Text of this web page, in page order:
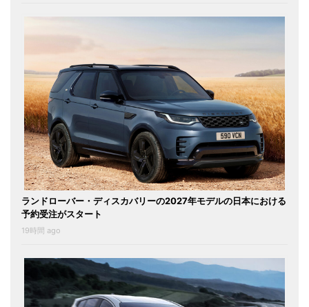
ランドローバー・ディスカバリーの2027年モデルの日本における
予約受注がスタート
19時間 ago